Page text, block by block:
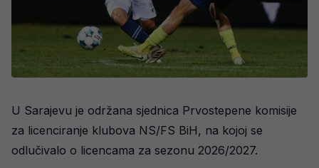
U Sarajevu je održana sjednica Prvostepene komisije
za licenciranje klubova NS/FS BiH, na kojoj se
odlučivalo o licencama za sezonu 2026/2027.